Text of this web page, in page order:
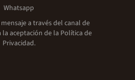
Whatsapp
a través del canal de
aceptación de la Política de
Privacidad.